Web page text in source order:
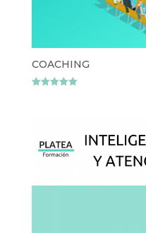
COACHING